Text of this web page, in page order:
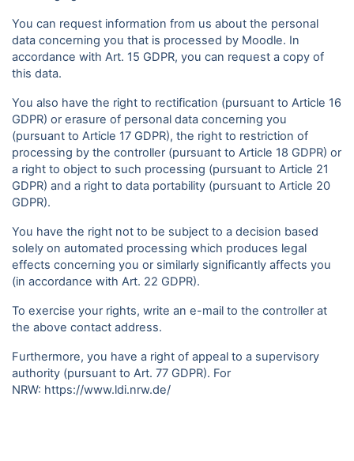
You can request information from us about the personal
data concerning you that is processed by Moodle. In
accordance with Art. 15 GDPR, you can request a copy of
this data.
You also have the right to rectification (pursuant to Article 16
GDPR) or erasure of personal data concerning you
(pursuant to Article 17 GDPR), the right to restriction of
processing by the controller (pursuant to Article 18 GDPR) or
a right to object to such processing (pursuant to Article 21
GDPR) and a right to data portability (pursuant to Article 20
GDPR).
You have the right not to be subject to a decision based
solely on automated processing which produces legal
effects concerning you or similarly significantly affects you
(in accordance with Art. 22 GDPR).
To exercise your rights, write an e-mail to the controller at
the above contact address.
Furthermore, you have a right of appeal to a supervisory
authority (pursuant to Art. 77 GDPR). For
NRW: https://www.ldi.nrw.de/